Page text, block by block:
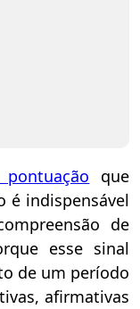
que
é indispensável
de
esse sinal
de um período
afirmativas